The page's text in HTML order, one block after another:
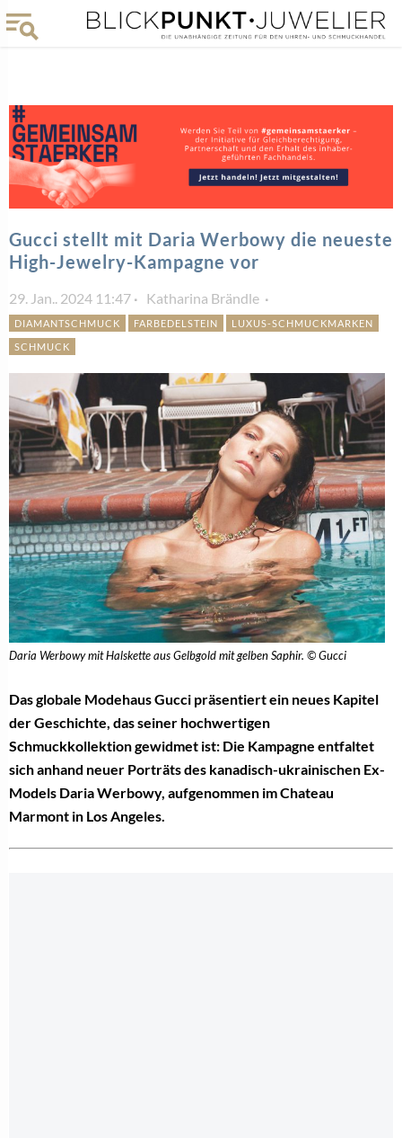
Gucci stellt mit Daria Werbowy die neueste
High-Jewelry-Kampagne vor
29. Jan.. 2024 11:47 Katharina Brändle
DIAMANTSCHMUCK FARBEDELSTEIN
LUXUS-SCHMUCKMARKEN
SCHMUCK
Daria Werbowy mit Halskette aus Gelbgold mit gelben Saphir. © Gucci
Das globale Modehaus Gucci präsentiert ein neues Kapitel
der Geschichte, das seiner hochwertigen
Schmuckkollektion gewidmet ist: Die Kampagne entfaltet
sich anhand neuer Porträts des kanadisch-ukrainischen Ex-
Models Daria Werbowy, aufgenommen im Chateau
Marmont in Los Angeles.